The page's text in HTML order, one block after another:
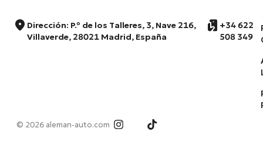
Dirección: P.º de los Talleres, 3, Nave 216,
Villaverde, 28021 Madrid, España
+34 622
508 349
© 2026 aleman-auto.com